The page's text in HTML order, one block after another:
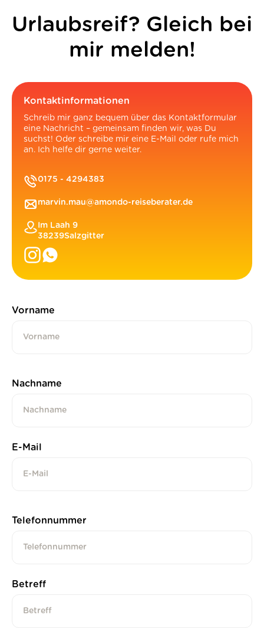
Urlaubsreif? Gleich bei
mir melden!
Kontaktinformationen
Schreib mir ganz bequem über das Kontaktformular
eine Nachricht – gemeinsam finden wir, was Du
suchst! Oder schreibe mir eine E-Mail oder rufe mich
an. Ich helfe dir gerne weiter.
0175 - 4294383
marvin.mau@amondo-reiseberater.de
Im Laah 9
38239Salzgitter
Vorname
Nachname
E-Mail
Telefonnummer
Betreff